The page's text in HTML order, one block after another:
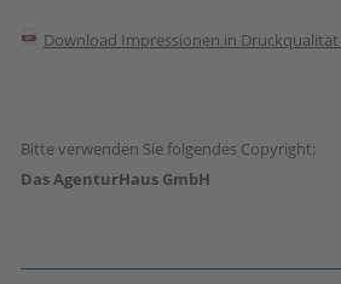
Download Impressionen in Druckqualität
Bitte verwenden Sie folgendes Copyright:
Das AgenturHaus GmbH